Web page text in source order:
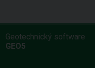
Geotechnický software
GEO5